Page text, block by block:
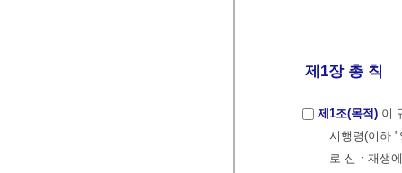
제1장 총 칙
제1조(목적) 이
시행령(이하
로 신ㆍ재생